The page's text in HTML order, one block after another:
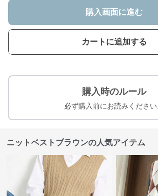
購入画面に進む
カートに追加する
購入時のルール
必ず購入前にお読みください
ニットベストブラウンの人気アイテム